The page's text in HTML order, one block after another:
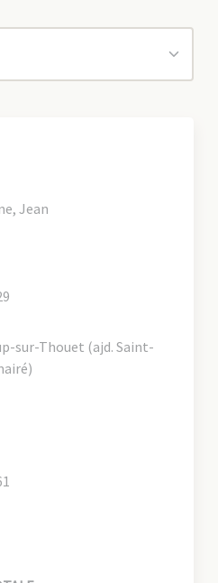
Jean
sur-Thouet (ajd. Saint-